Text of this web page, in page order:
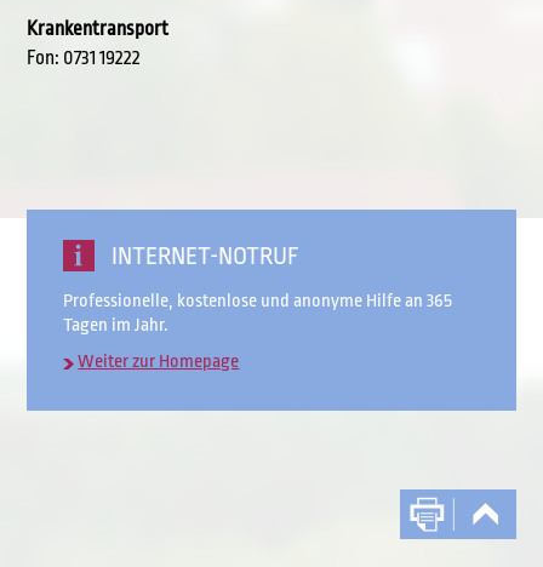
Krankentransport
Fon: 0731 19222
INTERNET-NOTRUF
Professionelle, kostenlose und anonyme Hilfe an 365
Tagen im Jahr.
Weiter zur Homepage